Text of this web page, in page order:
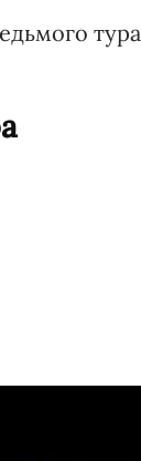
тура